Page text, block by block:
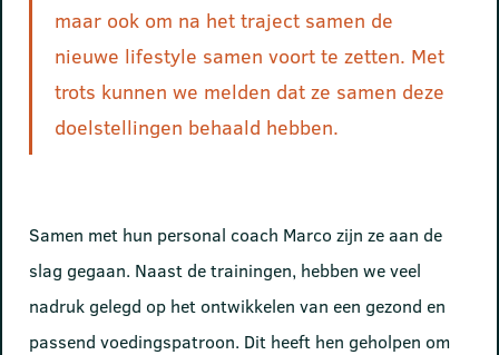
maar ook om na het traject samen de
nieuwe lifestyle samen voort te zetten. Met
trots kunnen we melden dat ze samen deze
doelstellingen behaald hebben.
Samen met hun personal coach Marco zijn ze aan de
slag gegaan. Naast de trainingen, hebben we veel
nadruk gelegd op het ontwikkelen van een gezond en
passend voedingspatroon. Dit heeft hen geholpen om